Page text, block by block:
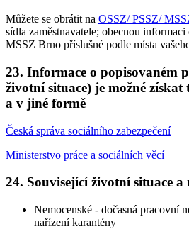
Můžete se obrátit na OSSZ/ PSSZ/
sídla zaměstnavatele; obecnou
MSSZ Brno příslušné podle místa
23. Informace o popisovaném
životní situace) je možné
a v jiné formě
Česká správa sociálního zabezpečení
Ministerstvo práce a sociálních věcí
24. Související životní situace
Nemocenské - dočasná pracovní
nařízení karantény